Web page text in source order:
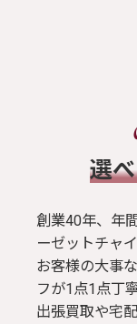
選
創業40年、年
ーゼットチャ
お客様の大事
フが1点1点丁
出張買取や宅